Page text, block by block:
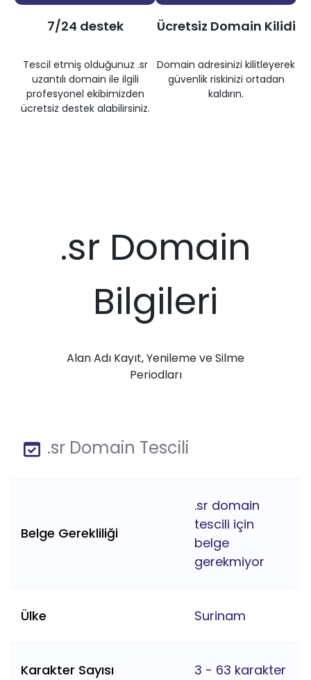
7/24 destek
Tescil etmiş olduğunuz .sr
uzantılı domain ile ilgili
profesyonel ekibimizden
ücretsiz destek alabilirsiniz.
Ücretsiz Domain Kilidi
Domain adresinizi kilitleyerek
güvenlik riskinizi ortadan
kaldırın.
.sr Domain
Bilgileri
Alan Adı Kayıt, Yenileme ve Silme
Periodları
.sr Domain Tescili
Belge Gerekliliği
.sr domain
tescili için
belge
gerekmiyor
Ülke Surinam
Karakter Sayısı 3 - 63 karakter